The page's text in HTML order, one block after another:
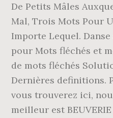
De Petits Mâles
Mal, Trois Mots Pour
Importe Lequel.
pour Mots fléchés et
de mots fléchés
Dernières definitions.
vous trouverez ici,
meilleur est